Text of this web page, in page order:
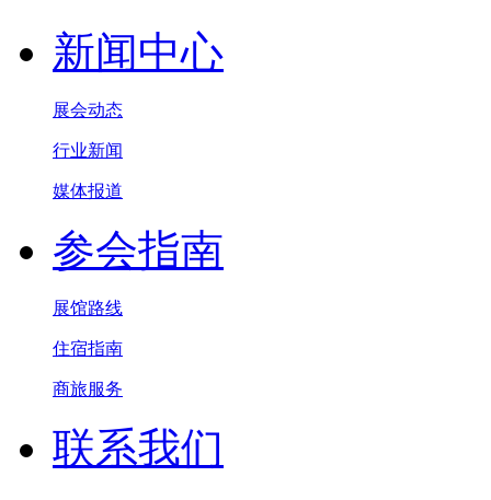
新闻中心
展会动态
行业新闻
媒体报道
参会指南
展馆路线
住宿指南
商旅服务
联系我们